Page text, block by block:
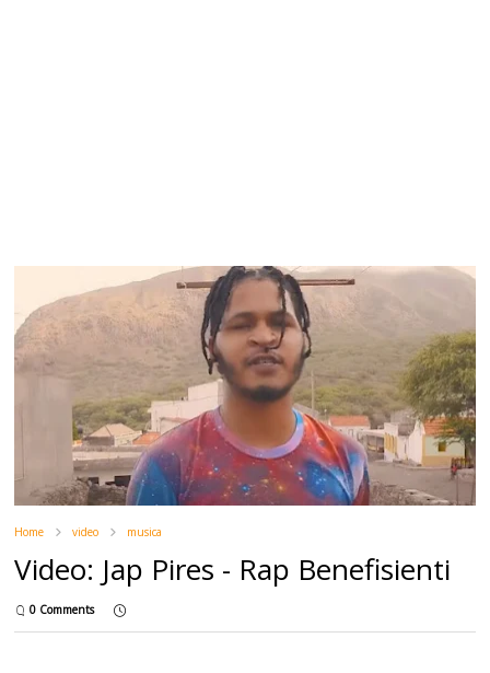
Home video musica
Video: Jap Pires - Rap Benefisienti
0 Comments